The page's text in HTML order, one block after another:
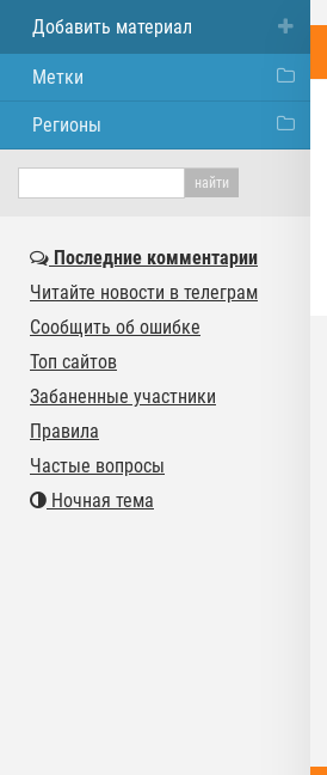
Добавить материал
Метки
Регионы
Последние комментарии
Читайте новости в телеграм
Сообщить об ошибке
Топ сайтов
Забаненные участники
Правила
Частые вопросы
Ночная тема